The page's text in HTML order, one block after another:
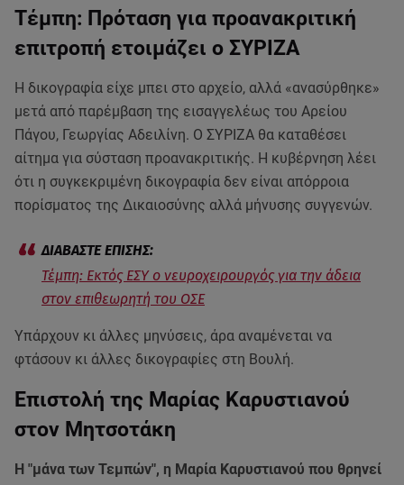
Τέμπη: Πρόταση για προανακριτική
επιτροπή ετοιμάζει ο ΣΥΡΙΖΑ
Η δικογραφία είχε μπει στο αρχείο, αλλά «ανασύρθηκε»
μετά από παρέμβαση της εισαγγελέως του Αρείου
Πάγου, Γεωργίας Αδειλίνη. Ο ΣΥΡΙΖΑ θα καταθέσει
αίτημα για σύσταση προανακριτικής. Η κυβέρνηση λέει
ότι η συγκεκριμένη δικογραφία δεν είναι απόρροια
πορίσματος της Δικαιοσύνης αλλά μήνυσης συγγενών.
Τέμπη: Εκτός ΕΣΥ ο νευροχειρουργός για την άδεια
στον επιθεωρητή του ΟΣΕ
Υπάρχουν κι άλλες μηνύσεις, άρα αναμένεται να
φτάσουν κι άλλες δικογραφίες στη Βουλή.
Επιστολή της Μαρίας Καρυστιανού
στον Μητσοτάκη
Η "μάνα των Τεμπών", η Μαρία Καρυστιανού που θρηνεί